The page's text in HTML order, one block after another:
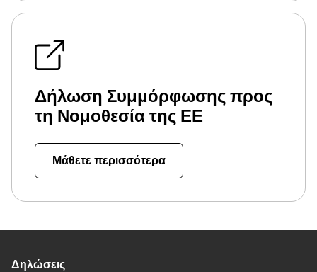
Δήλωση Συμμόρφωσης προς
τη Νομοθεσία της ΕΕ
Μάθετε περισσότερα
Δηλώσεις